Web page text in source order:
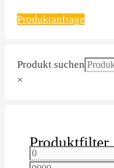
Produktanfrage
Produkt suchen
×
Produktfilter